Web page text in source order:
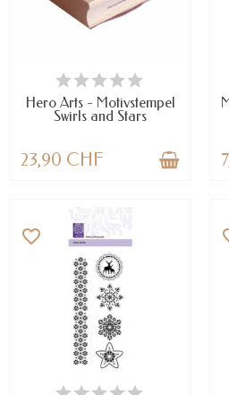
VERFÜGBAR
Hero Arts - Motivstempel
Swirls and Stars
23,90 CHF
VERFÜGBAR
favorite_border